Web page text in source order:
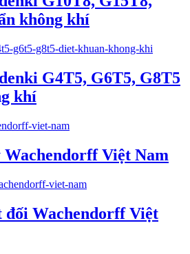
không khí
G4T5, G6T5, G8T5
khí
Wachendorff Việt Nam
đối Wachendorff Việt